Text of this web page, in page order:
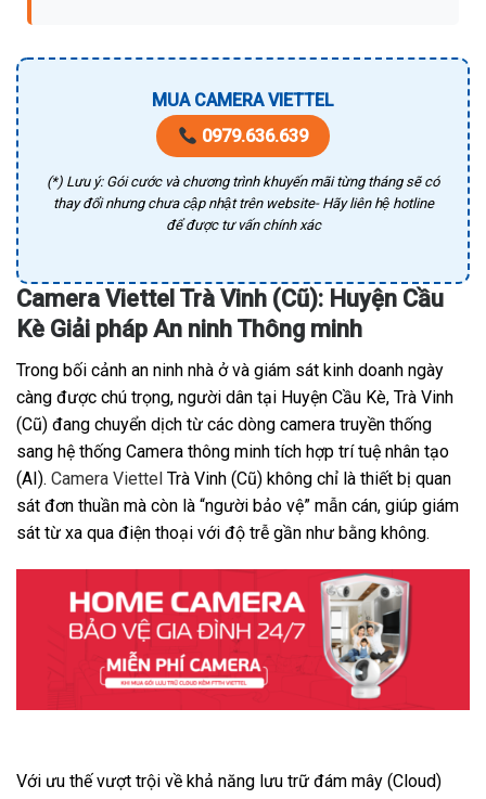
MUA CAMERA VIETTEL
0979.636.639
(*) Lưu ý: Gói cước và chương trình khuyến mãi từng tháng sẽ có
thay đổi nhưng chưa cập nhật trên website- Hãy liên hệ hotline
để được tư vấn chính xác
Camera Viettel Trà Vinh (Cũ): Huyện Cầu
Kè Giải pháp An ninh Thông minh
Trong bối cảnh an ninh nhà ở và giám sát kinh doanh ngày
càng được chú trọng, người dân tại Huyện Cầu Kè, Trà Vinh
(Cũ) đang chuyển dịch từ các dòng camera truyền thống
sang hệ thống Camera thông minh tích hợp trí tuệ nhân tạo
(AI). Camera Viettel Trà Vinh (Cũ) không chỉ là thiết bị quan
sát đơn thuần mà còn là “người bảo vệ” mẫn cán, giúp giám
sát từ xa qua điện thoại với độ trễ gần như bằng không.
Với ưu thế vượt trội về khả năng lưu trữ đám mây (Cloud)